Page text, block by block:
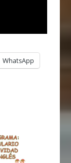
WhatsApp